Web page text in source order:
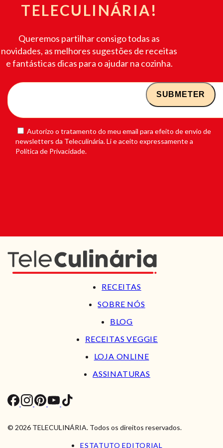
TELECULINÁRIA!
Queremos partilhar consigo todas as
novidades, as melhores sugestões de receitas
e fantásticas dicas para o ajudar na cozinha.
Autorizo o tratamento do meu email para efeito de envio de
newsletters da Teleculinária. Li e aceito expressamente a
Política de Privacidade.
RECEITAS
SOBRE NÓS
BLOG
RECEITAS VEGGIE
LOJA ONLINE
ASSINATURAS
© 2026 TELECULINÁRIA. Todos os direitos reservados.
ESTATUTO EDITORIAL